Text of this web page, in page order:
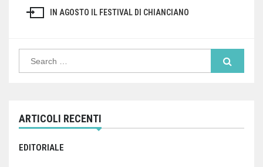
IN AGOSTO IL FESTIVAL DI CHIANCIANO
ARTICOLI RECENTI
EDITORIALE